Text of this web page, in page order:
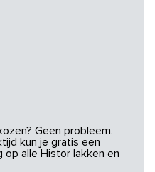
Geen probleem.
kun je gratis een
op alle Histor lakken en